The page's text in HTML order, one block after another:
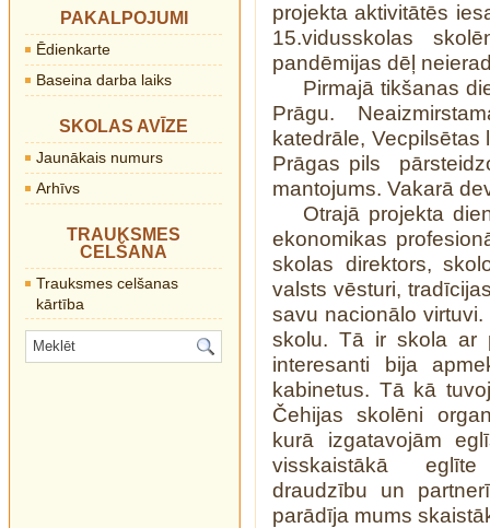
PAKALPOJUMI
Ēdienkarte
Baseina darba laiks
SKOLAS AVĪZE
Jaunākais numurs
Arhīvs
TRAUKSMES
CELŠANA
Trauksmes celšanas
kārtība
projekta aktivitātēs
15.vidusskolas
pandēmijas dēļ
Pirmajā tikšanas
Prāgu.
katedrāle,
Prāgas pils
mantojums. Vakarā
Otrajā projekta
ekonomikas
skolas direktors,
valsts vēsturi,
savu nacionālo
skolu. Tā ir skola ar
interesanti bija
kabinetus. Tā kā
Čehijas skolēni
kurā izgatavojām
visskaistākā eglīte
draudzību un
parādīja mums